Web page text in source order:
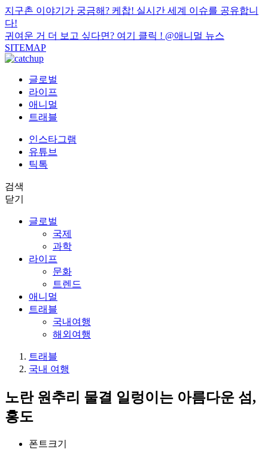
지구촌 이야기가 궁금해? 케찹! 실시간 세계 이슈를 공유합니
다!
귀여운 거 더 보고 싶다면? 여기 클릭 ! @애니멀 뉴스
SITEMAP
글로벌
라이프
애니멀
트래블
인스타그램
유튜브
틱톡
검색
닫기
글로벌
국제
과학
라이프
문화
트렌드
애니멀
트래블
국내여행
해외여행
트래블
국내 여행
노란 원추리 물결 일렁이는 아름다운 섬,
홍도
폰트크기